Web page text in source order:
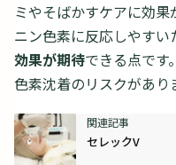
ミやそばかすケアに効果
ニン色素に反応しやすい
効果が期待できる点です
色素沈着のリスクがあり
セレックV